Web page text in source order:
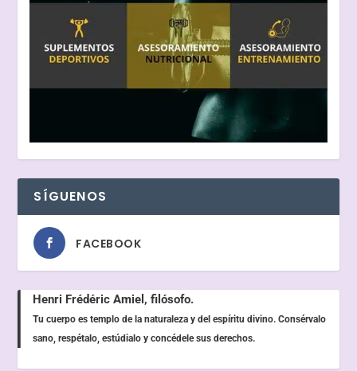
SÍGUENOS
FACEBOOK
Henri Frédéric Amiel, filósofo.
Tu cuerpo es templo de la naturaleza y del espíritu divino. Consérvalo
sano, respétalo, estúdialo y concédele sus derechos.